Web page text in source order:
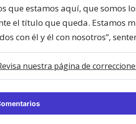
que estamos aquí, que somos
el título que queda. Estamos
con él y él con nosotros”,
nuestra página de